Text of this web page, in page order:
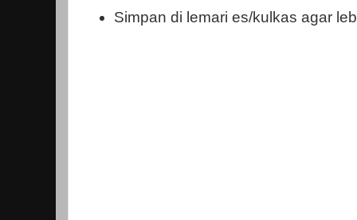
Simpan di lemari es/kulkas agar